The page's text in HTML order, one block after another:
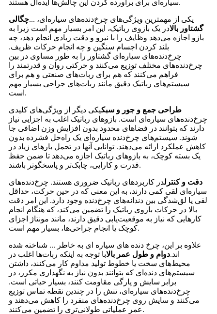
سیاره‌ای برای برآورده کردن این چالش‌ها ایده‌آل هستند.
یکی از مهمترین ویژگی‌های چرخ‌دنده‌های سیاره‌ای، ...چگالی
گشتاور بالادر یک بازوی رباتیک، این امر بسیار مهم است زیرا به
بازو اجازه می‌دهد وظایف را با نیرو و دقت زیادی انجام دهد، چه
بلند کردن اجسام سنگین و چه انجام حرکات ظریف.
چرخ‌دنده‌های سیاره‌ای گشتاور را به طور مساوی در بین
چرخ‌دنده‌های مختلف توزیع می‌کنند و حرکتی روان و قدرتمند را
فراهم می‌کنند که هم برای ربات‌های صنعتی و هم برای
سیستم‌های رباتیک دقیق مانند ربات‌های جراحی بسیار مهم
است.
طراحی جمع و جور و سبکیکی دیگر از ویژگی‌های کلیدی
چرخ‌دنده‌های سیاره‌ای است. بازوهای رباتیک اغلب به اجزایی نیاز
دارند که بتوانند در فضاهای محدود بدون افزایش وزن اضافی جا
شوند. سیستم‌های چرخ‌دنده سیاره‌ای یک راه‌حل فشرده بدون
کاهش عملکرد ارائه می‌دهند. توانایی آنها در تحمل بارهای زیاد در
یک بسته کوچک، به بازوهای رباتیک اجازه می‌دهد تا ضمن حفظ
قدرت و کارایی، چابک‌تر و پاسخگوتر باشند.
دقت و کنترلدر کاربردهای رباتیک ضروری هستند. چرخ‌دنده‌های
سیاره‌ای لقی کمی دارند، به این معنی که در حین حرکت، حداقل
لقی یا لق‌شدگی بین دندانه‌های چرخ‌دنده وجود دارد. این امر دقت
بالا در حرکات بازوی رباتیک را تضمین می‌کند، که هنگام انجام
کارهایی که نیاز به موقعیت‌یابی دقیق دارند، مانند مونتاژ اجزای
کوچک یا انجام جراحی‌ها، بسیار مهم است.
علاوه بر این، چرخ دنده های سیاره ای به خاطر ... شناخته شده
اند.دوام و طول عمر بالابا توجه به اینکه ربات‌ها اغلب در
محیط‌های سخت یا خطوط تولید مداوم کار می‌کنند، داشتن
سیستم‌های دنده‌ای که بتوانند بدون نیاز به نگهداری مکرر، در
برابر سایش و پارگی مقاومت کنند، بسیار حیاتی است.
چرخ‌دنده‌های سیاره‌ای، تنش را در چندین نقطه تماس توزیع
می‌کنند و سایش روی چرخ‌دنده‌های منفرد را کاهش می‌دهند و
عمر عملیاتی طولانی‌تری را تضمین می‌کنند.